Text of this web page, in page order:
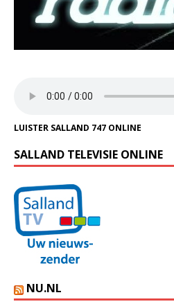
LUISTER SALLAND 747 ONLINE
SALLAND TELEVISIE ONLINE
NU.NL